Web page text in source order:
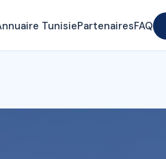
TunisiePartenairesFAQ